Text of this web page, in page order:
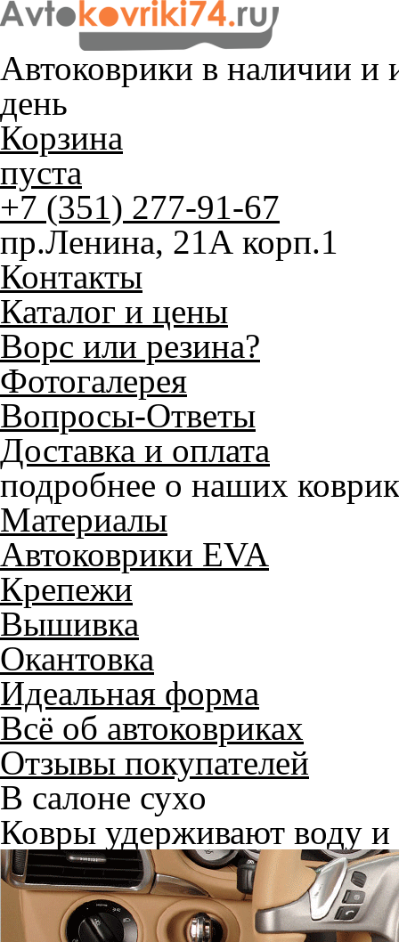
Автоковрики в наличии и
день
Корзина
пуста
+7 (351) 277-91-67
пр.Ленина, 21А корп.1
Контакты
Каталог и цены
Ворс или резина?
Фотогалерея
Вопросы-Ответы
Доставка и оплата
подробнее о наших
Материалы
Автоковрики EVA
Крепежи
Вышивка
Окантовка
Идеальная форма
Всё об автоковриках
Отзывы покупателей
В салоне сухо
Ковры удерживают воду и